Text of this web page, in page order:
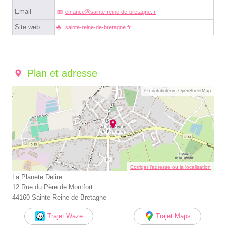
Email enfanceⓐsainte-reine-de-bretagne.fr
Site web sainte-reine-de-bretagne.fr
Plan et adresse
© contributeurs OpenStreetMap
Corriger l’adresse ou la localisation
La Planete Delire
12 Rue du Père de Montfort
44160 Sainte-Reine-de-Bretagne
Trajet Waze Trajet Maps